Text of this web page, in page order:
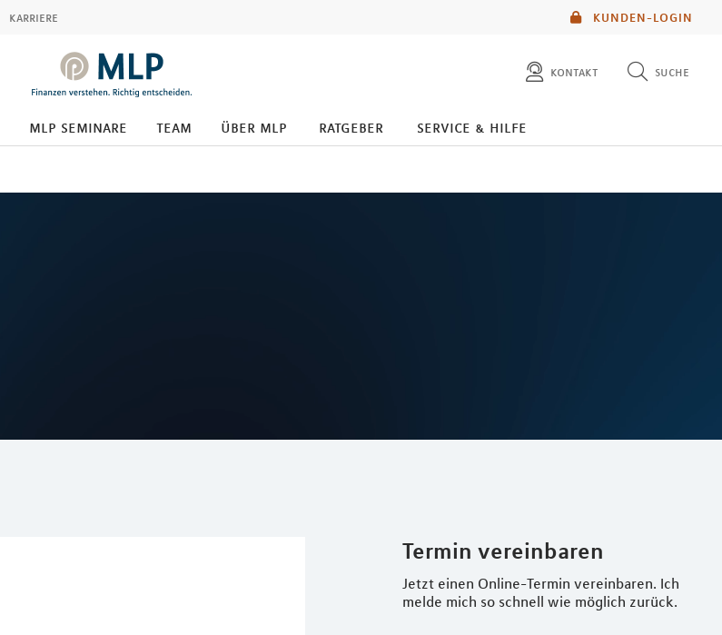
KUNDEN-LOGIN
karriere
kontakt suche
diese website durchsuchen
mlp seminare team über mlp ratgeber service & hilfe
Termin vereinbaren
Jetzt einen Online-Termin vereinbaren. Ich
melde mich so schnell wie möglich zurück.